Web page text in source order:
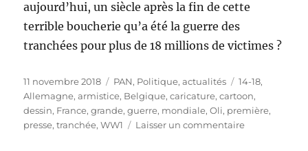
aujourd’hui, un siècle après la fin de cette
terrible boucherie qu’a été la guerre des
tranchées pour plus de 18 millions de victimes ?
Publié
le
11 novembre 2018 Catégories
PAN, Politique, actualités Étiquettes
14-18,
Allemagne,armistice, Belgique,caricature,cartoon,
dessin, France,grande,guerre, mondiale,Oli, première,
presse,tranchée,WW1 Laisser un commentairesur